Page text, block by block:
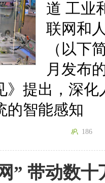
道 工业
联网和
（以下
月发布
》提出，深
的智能感知
186
” 带动数十